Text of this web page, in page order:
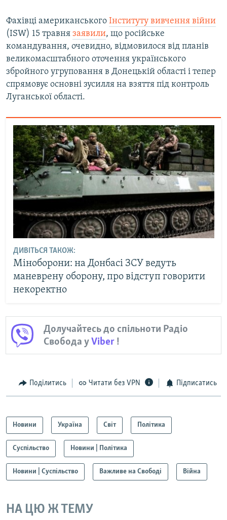
Фахівці американського Інституту вивчення війни
(ISW) 15 травня заявили, що російське
командування, очевидно, відмовилося від планів
великомасштабного оточення українського
збройного угруповання в Донецькій області і тепер
спрямовує основні зусилля на взяття під контроль
Луганської області.
ДИВІТЬСЯ ТАКОЖ:
Міноборони: на Донбасі ЗСУ ведуть
маневрену оборону, про відступ говорити
некоректно
Долучайтесь до спільноти Радіо
Свобода уViber !
Поділитись Читати без VPN Підписатись
Новини Україна Світ Політика
Суспільство Новини | Політика
Новини | Суспільство Важливе на Свободі Війна
НА ЦЮ Ж ТЕМУ